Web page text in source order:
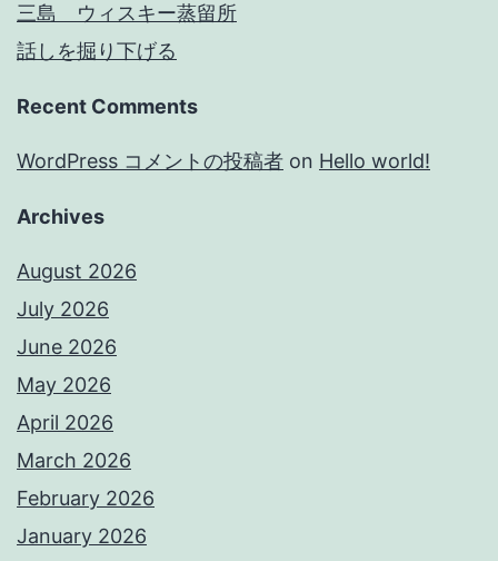
三島 ウィスキー蒸留所
話しを掘り下げる
Recent Comments
WordPress コメントの投稿者 on Hello world!
Archives
August 2026
July 2026
June 2026
May 2026
April 2026
March 2026
February 2026
January 2026